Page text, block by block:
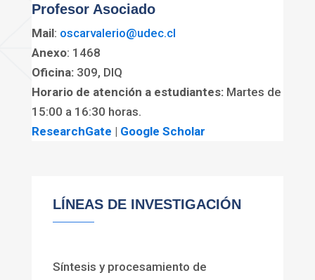
Profesor Asociado
Mail: oscarvalerio@udec.cl
Anexo: 1468
Oficina: 309, DIQ
Horario de atención a estudiantes: Martes de
15:00 a 16:30 horas.
ResearchGate | Google Scholar
LÍNEAS DE INVESTIGACIÓN
Síntesis y procesamiento de